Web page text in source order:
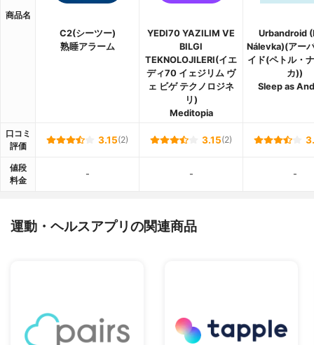
商品名
C2(シーツー)
熟睡アラーム
YEDI70 YAZILIM VE
BILGI
TEKNOLOJILERI(イエ
ディ70 イェジリム ヴ
ェ ビゲ テクノロジネ
リ)
Meditopia
Urbandroid
Nálevka)(アー
イド(ペトル・
カ))
Sleep as
口コミ
評価
3.15(2) 3.15(2)
値段
料金
- - -
運動・ヘルスアプリの関連商品